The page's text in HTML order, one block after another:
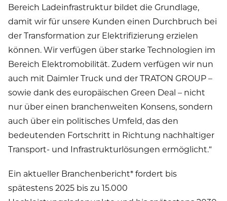
Bereich Ladeinfrastruktur bildet die Grundlage,
damit wir für unsere Kunden einen Durchbruch bei
der Transformation zur Elektrifizierung erzielen
können. Wir verfügen über starke Technologien im
Bereich Elektromobilität. Zudem verfügen wir nun
auch mit Daimler Truck und der TRATON GROUP –
sowie dank des europäischen Green Deal – nicht
nur über einen branchenweiten Konsens, sondern
auch über ein politisches Umfeld, das den
bedeutenden Fortschritt in Richtung nachhaltiger
Transport- und Infrastrukturlösungen ermöglicht.“
Ein aktueller Branchenbericht* fordert bis
spätestens 2025 bis zu 15.000